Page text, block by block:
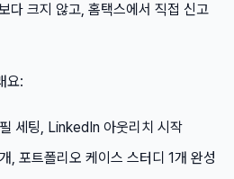
다 크지 않고, 홈택스에서 직접 신고
요:
세팅, LinkedIn 아웃리치 시작
, 포트폴리오 케이스 스터디 1개 완성